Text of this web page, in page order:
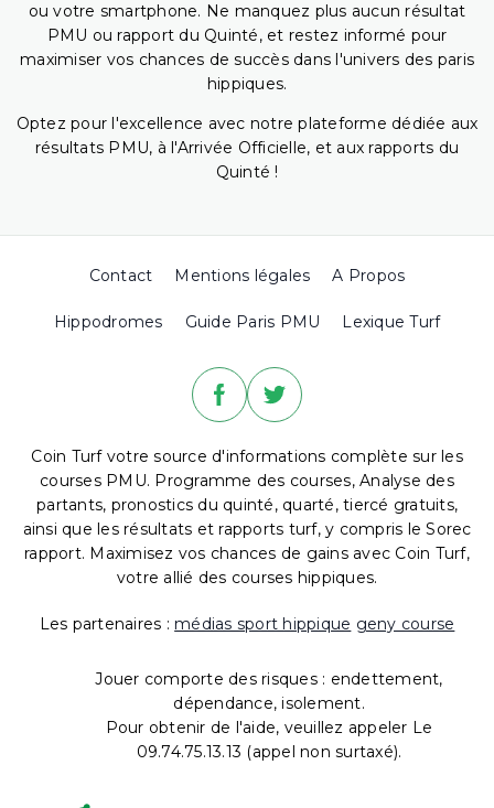
ou votre smartphone. Ne manquez plus aucun résultat
PMU ou rapport du Quinté, et restez informé pour
maximiser vos chances de succès dans l'univers des paris
hippiques.
Optez pour l'excellence avec notre plateforme dédiée aux
résultats PMU, à l'Arrivée Officielle, et aux rapports du
Quinté !
Contact Mentions légales A Propos
Hippodromes Guide Paris PMU Lexique Turf
Coin Turf votre source d'informations complète sur les
courses PMU. Programme des courses, Analyse des
partants, pronostics du quinté, quarté, tiercé gratuits,
ainsi que les résultats et rapports turf, y compris le Sorec
rapport. Maximisez vos chances de gains avec Coin Turf,
votre allié des courses hippiques.
Les partenaires : médias sport hippique geny course
Jouer comporte des risques : endettement,
dépendance, isolement.
Pour obtenir de l'aide, veuillez appeler Le
09.74.75.13.13 (appel non surtaxé).